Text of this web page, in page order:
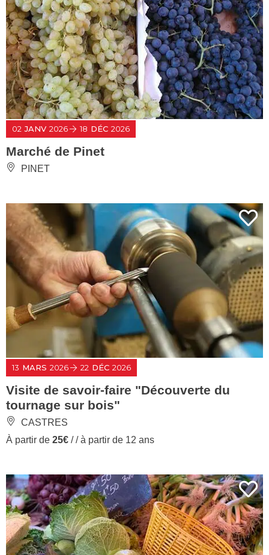
02 JANV 2026 18 DÉC 2026
Marché de Pinet
PINET
13 MARS 2026 22 DÉC 2026
Visite de savoir-faire "Découverte du
tournage sur bois"
CASTRES
À partir de 25€ / / à partir de 12 ans